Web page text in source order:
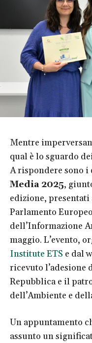
Mentre
qual è lo sguardo
A rispondere sono i
Media 2025,
edizione, presentati
Parlamento
dell’Informazione
maggio. L’evento,
Institute ETS e dal
ricevuto l’adesione
Repubblica e il
dell’Ambiente e
Un appuntamento
assunto un